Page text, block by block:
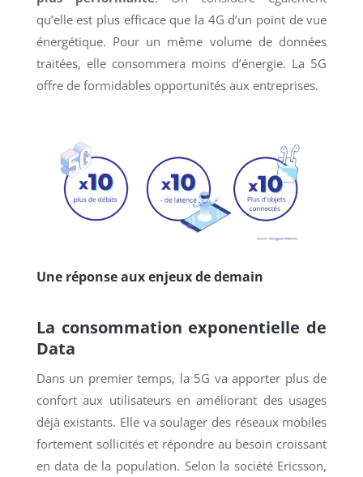
qu’elle est plus efficace que la 4G d’un point de vue
énergétique. Pour un même volume de données
traitées, elle consommera moins d’énergie. La 5G
offre de formidables opportunités aux entreprises.
Une réponse aux enjeux de demain
La consommation exponentielle de
Data
Dans un premier temps, la 5G va apporter plus de
confort aux utilisateurs en améliorant des usages
déjà existants. Elle va soulager des réseaux mobiles
fortement sollicités et répondre au besoin croissant
en data de la population. Selon la société Ericsson,